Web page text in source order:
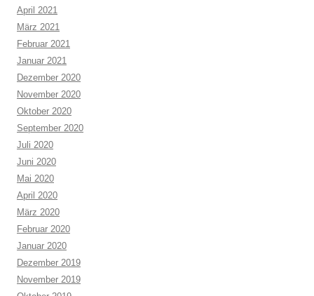
April 2021
März 2021
Februar 2021
Januar 2021
Dezember 2020
November 2020
Oktober 2020
September 2020
Juli 2020
Juni 2020
Mai 2020
April 2020
März 2020
Februar 2020
Januar 2020
Dezember 2019
November 2019